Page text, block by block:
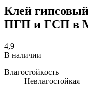
Клей
ПГП и ГСП в
4,9
В наличии
Влагостойкость
Невлагостойкая